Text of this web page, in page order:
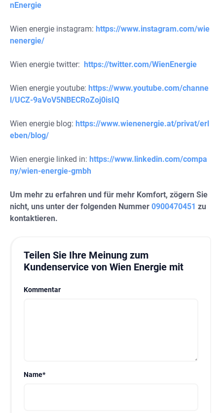
nEnergie
Wien energie instagram: https://www.instagram.com/wie
nenergie/
Wien energie twitter: https://twitter.com/WienEnergie
Wien energie youtube: https://www.youtube.com/channe
l/UCZ-9aVoV5NBECRoZoj0isIQ
Wien energie blog: https://www.wienenergie.at/privat/erl
eben/blog/
Wien energie linked in: https://www.linkedin.com/compa
ny/wien-energie-gmbh
Um mehr zu erfahren und für mehr Komfort, zögern Sie
nicht, uns unter der folgenden Nummer 0900470451 zu
kontaktieren.
Teilen Sie Ihre Meinung zum
Kundenservice von Wien Energie mit
Kommentar
Name*